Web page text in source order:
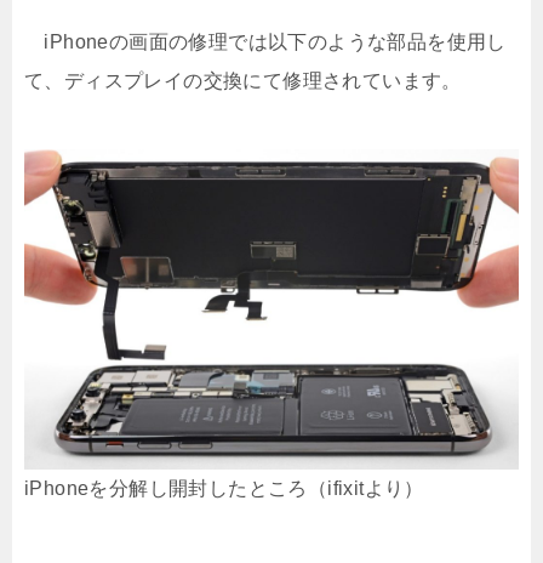
iPhoneの画面の修理では以下のような部品を使用し
て、ディスプレイの交換にて修理されています。
iPhoneを分解し開封したところ（ifixitより）